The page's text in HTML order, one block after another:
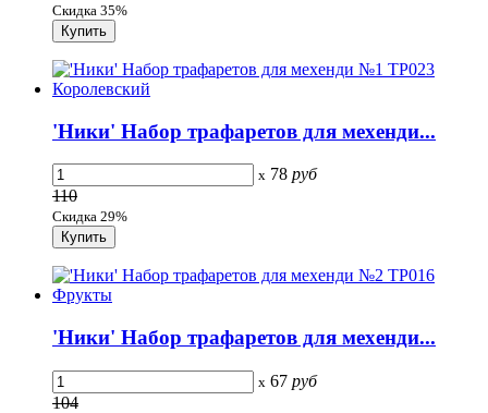
Скидка 35%
'Ники' Набор трафаретов для мехенди...
x 78 руб
110
Скидка 29%
'Ники' Набор трафаретов для мехенди...
x 67 руб
104